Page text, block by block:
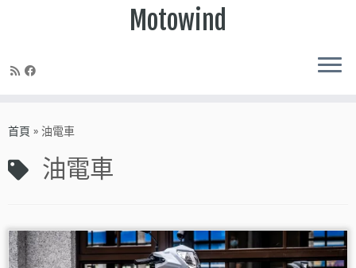
to
Motowind
首頁 » 油電車
油電車